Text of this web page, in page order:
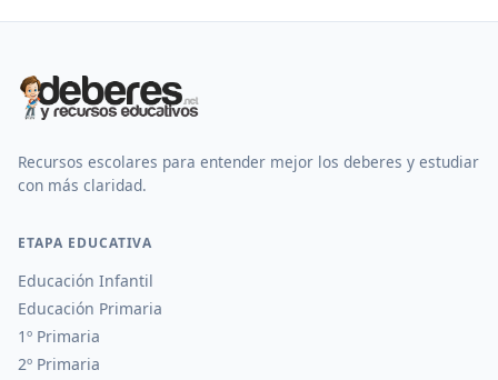
Recursos escolares para entender mejor los deberes y estudiar
con más claridad.
ETAPA EDUCATIVA
Educación Infantil
Educación Primaria
1º Primaria
2º Primaria